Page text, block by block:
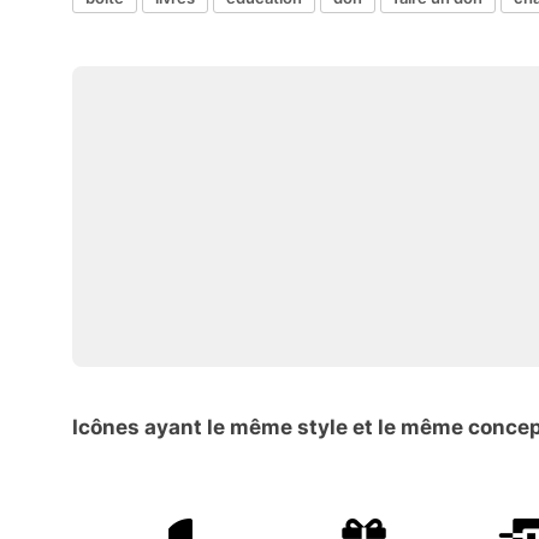
Icônes ayant le même style et le même